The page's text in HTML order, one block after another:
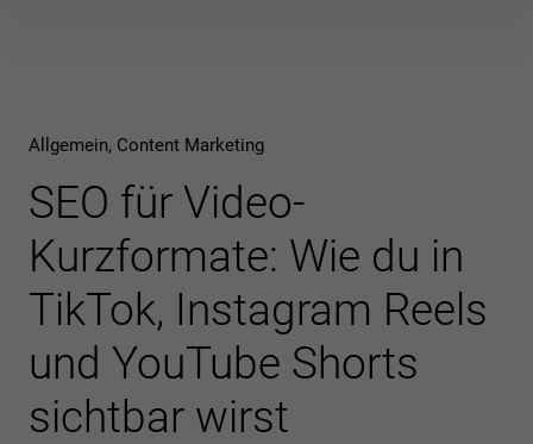
Allgemein Content Marketing
SEO für Video-
Kurzformate: Wie du in
TikTok, Instagram Reels
und YouTube Shorts
sichtbar wirst